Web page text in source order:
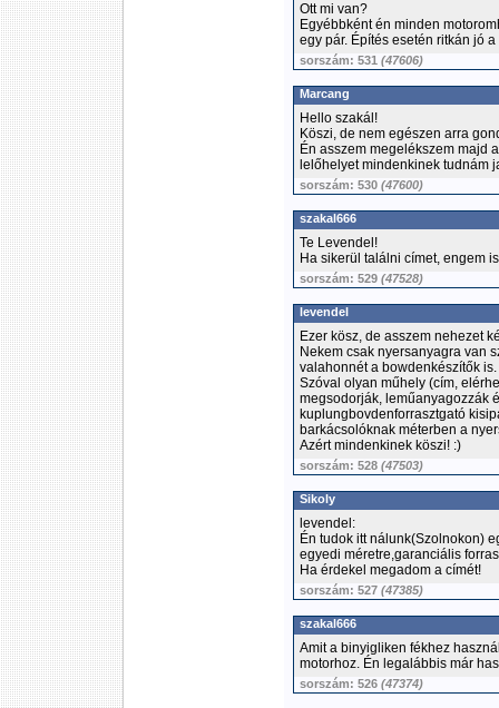
Ott mi van?
Egyébbként én minden
egy pár. Építés esetén ritkán jó
sorszám: 531 (47606)
Marcang
Hello szakál!
Köszi, de nem egészen arra
Én asszem megelékszem majd
lelőhelyet mindenkinek tudnám
sorszám: 530 (47600)
szakal666
Te Levendel!
Ha sikerül találni címet, engem
sorszám: 529 (47528)
levendel
Ezer kösz, de asszem nehezet
Nekem csak nyersanyagra van
valahonnét a bowdenkészítők is.
Szóval olyan műhely (cím,
megsodorják, leműanyagozzák
kuplungbovdenforrasztgató
barkácsolóknak méterben a
Azért mindenkinek köszi! :)
sorszám: 528 (47503)
Sikoly
levendel:
Én tudok itt nálunk(Szolnokon)
egyedi méretre,garanciális
Ha érdekel megadom a címét!
sorszám: 527 (47385)
szakal666
Amit a binyigliken fékhez
motorhoz. Én legalábbis már
sorszám: 526 (47374)